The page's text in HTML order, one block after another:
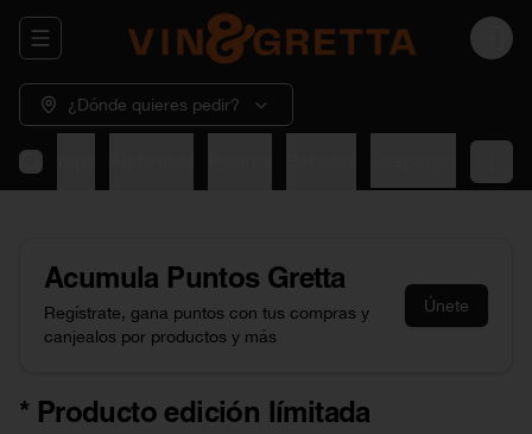
Abrir menu de navegación Login
¿Dónde quieres pedir?
Wraps
Acumula Puntos Gretta
Regístrate, gana puntos con tus compras y
canjealos por productos y más
Únete
* Producto edición límitada